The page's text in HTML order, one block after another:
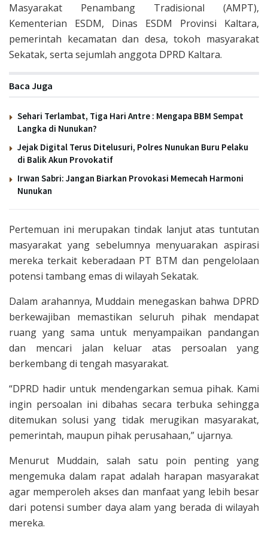
Masyarakat Penambang Tradisional (AMPT),
Kementerian ESDM, Dinas ESDM Provinsi Kaltara,
pemerintah kecamatan dan desa, tokoh masyarakat
Sekatak, serta sejumlah anggota DPRD Kaltara.
Baca Juga
Sehari Terlambat, Tiga Hari Antre : Mengapa BBM Sempat
Langka di Nunukan?
Jejak Digital Terus Ditelusuri, Polres Nunukan Buru Pelaku
di Balik Akun Provokatif
Irwan Sabri: Jangan Biarkan Provokasi Memecah Harmoni
Nunukan
Pertemuan ini merupakan tindak lanjut atas tuntutan
masyarakat yang sebelumnya menyuarakan aspirasi
mereka terkait keberadaan PT BTM dan pengelolaan
potensi tambang emas di wilayah Sekatak.
Dalam arahannya, Muddain menegaskan bahwa DPRD
berkewajiban memastikan seluruh pihak mendapat
ruang yang sama untuk menyampaikan pandangan
dan mencari jalan keluar atas persoalan yang
berkembang di tengah masyarakat.
“DPRD hadir untuk mendengarkan semua pihak. Kami
ingin persoalan ini dibahas secara terbuka sehingga
ditemukan solusi yang tidak merugikan masyarakat,
pemerintah, maupun pihak perusahaan,” ujarnya.
Menurut Muddain, salah satu poin penting yang
mengemuka dalam rapat adalah harapan masyarakat
agar memperoleh akses dan manfaat yang lebih besar
dari potensi sumber daya alam yang berada di wilayah
mereka.